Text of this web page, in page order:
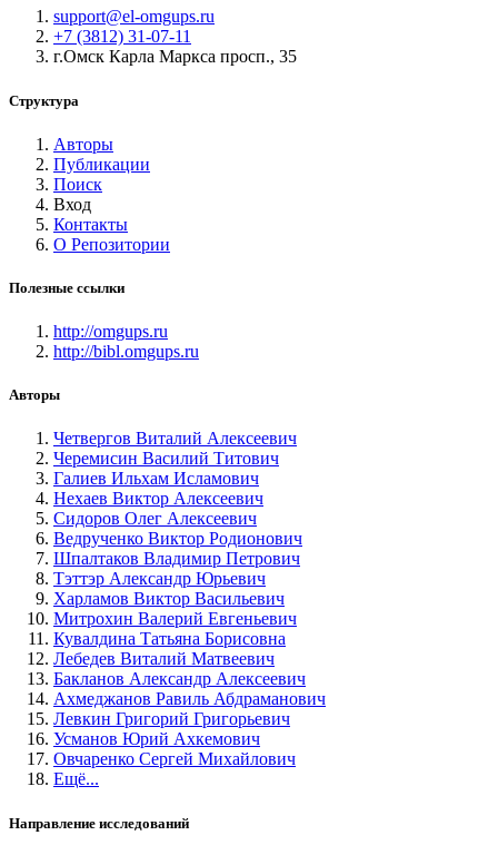
support@el-omgups.ru
+7 (3812) 31-07-11
г.Омск Карла Маркса просп., 35
Структура
Авторы
Публикации
Поиск
Вход
Контакты
О Репозитории
Полезные ссылки
http://omgups.ru
http://bibl.omgups.ru
Авторы
Четвергов Виталий Алексеевич
Черемисин Василий Титович
Галиев Ильхам Исламович
Нехаев Виктор Алексеевич
Сидоров Олег Алексеевич
Ведрученко Виктор Родионович
Шпалтаков Владимир Петрович
Тэттэр Александр Юрьевич
Харламов Виктор Васильевич
Митрохин Валерий Евгеньевич
Кувалдина Татьяна Борисовна
Лебедев Виталий Матвеевич
Бакланов Александр Алексеевич
Ахмеджанов Равиль Абдраманович
Левкин Григорий Григорьевич
Усманов Юрий Ахкемович
Овчаренко Сергей Михайлович
Ещё...
Направление исследований